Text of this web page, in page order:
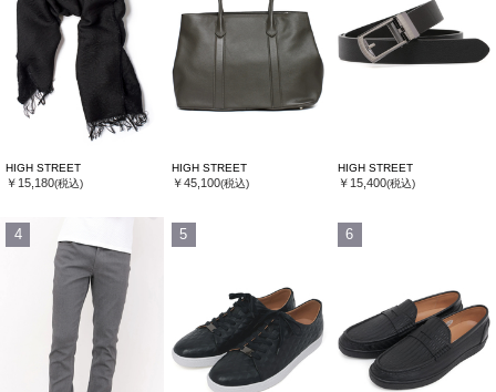
HIGH STREET
￥15,180(税込)
HIGH STREET
￥45,100(税込)
HIGH STREET
￥15,400(税込)
4 5 6